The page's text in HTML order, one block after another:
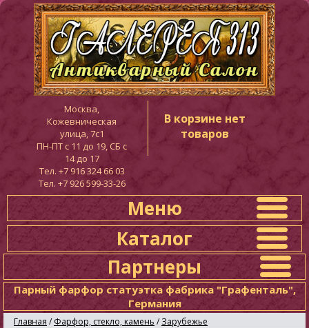
Москва,
Кожевническая
улица, 7с1
ПН-ПТ c 11 до 19, СБ с
14 до 17
Тел. +7 916 324 66 03
Тел. +7 926 599-33-26
В корзине нет
товаров
Меню
Каталог
Партнеры
Парный фарфор статуэтка фабрика "Графенталь",
Германия
Главная / Фарфор, стекло, камень / Зарубежье